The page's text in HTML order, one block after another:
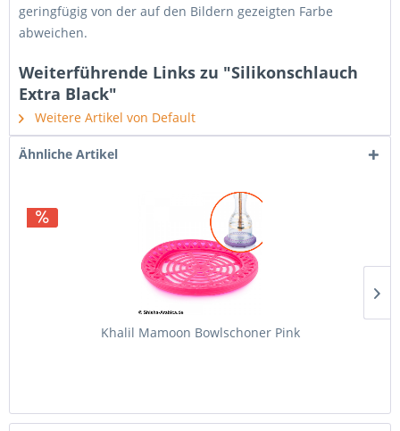
geringfügig von der auf den Bildern gezeigten Farbe
abweichen.
Weiterführende Links zu "Silikonschlauch
Extra Black"
Weitere Artikel von Default
Ähnliche Artikel
Khalil Mamoon Bowlschoner Pink